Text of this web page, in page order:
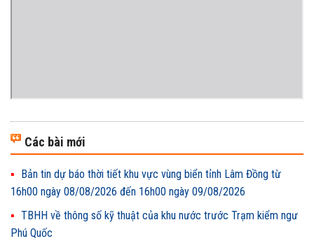
Các bài mới
Bản tin dự báo thời tiết khu vực vùng biển tỉnh Lâm Đồng từ
16h00 ngày 08/08/2026 đến 16h00 ngày 09/08/2026
TBHH về thông số kỹ thuật của khu nước trước Trạm kiểm ngư
Phú Quốc